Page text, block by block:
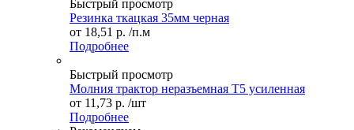
Быстрый просмотр
Резинка ткацкая 35мм черная
от 18,51 р. /п.м
Подробнее
Быстрый просмотр
Молния трактор неразъемная Т5 усиленная
от 11,73 р. /шт
Подробнее